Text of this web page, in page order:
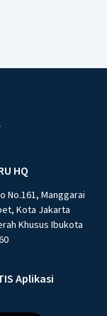
HQ
No.161, Manggarai
Kota Jakarta
Khusus Ibukota
Aplikasi